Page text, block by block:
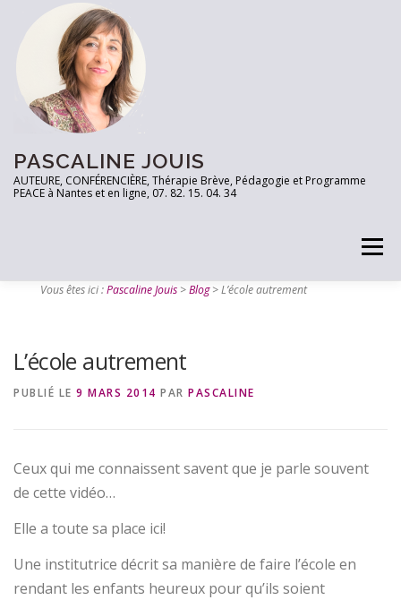
PASCALINE JOUIS
AUTEURE, CONFÉRENCIÈRE, Thérapie Brève, Pédagogie et Programme
PEACE à Nantes et en ligne, 07. 82. 15. 04. 34
Menu
Vous êtes ici :Pascaline Jouis>Blog>L’école autrement
L’école autrement
PUBLIÉ LE 9 MARS 2014 PAR PASCALINE
Ceux qui me connaissent savent que je parle souvent
de cette vidéo…
Elle a toute sa place ici!
Une institutrice décrit sa manière de faire l’école en
rendant les enfants heureux pour qu’ils soient